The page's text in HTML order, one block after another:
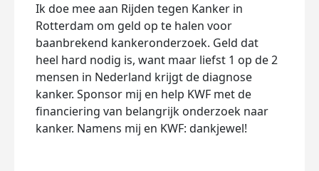
Ik doe mee aan Rijden tegen Kanker in
Rotterdam om geld op te halen voor
baanbrekend kankeronderzoek. Geld dat
heel hard nodig is, want maar liefst 1 op de 2
mensen in Nederland krijgt de diagnose
kanker. Sponsor mij en help KWF met de
financiering van belangrijk onderzoek naar
kanker. Namens mij en KWF: dankjewel!